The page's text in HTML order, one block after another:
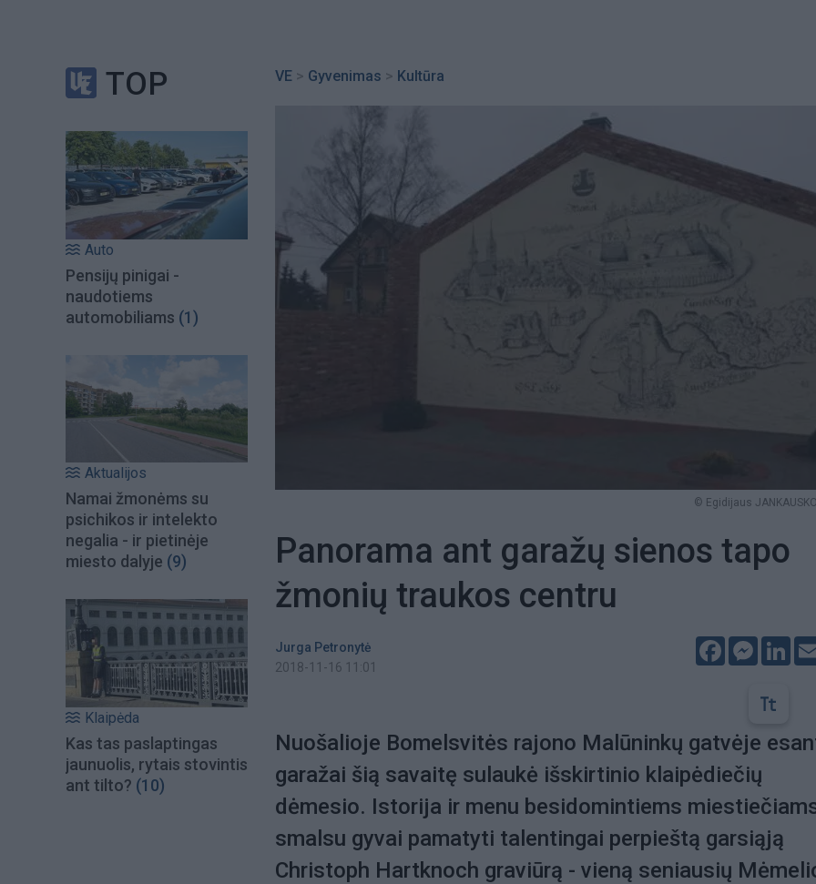
TOP
Auto
Pensijų pinigai -
naudotiems
automobiliams (1)
Aktualijos
Namai žmonėms su
psichikos ir intelekto
negalia - ir pietinėje
miesto dalyje (9)
Klaipėda
Kas tas paslaptingas
jaunuolis, rytais stovintis
ant tilto? (10)
VE > Gyvenimas > Kultūra
© Egidijaus
Panorama ant garažų sienos tapo
žmonių traukos centru
Jurga Petronytė
2018-11-16 11:01
Facebook
Nuošalioje Bomelsvitės rajono Malūninkų gatvėje
garažai šią savaitę sulaukė išskirtinio klaipėdiečių
dėmesio. Istorija ir menu besidomintiems
smalsu gyvai pamatyti talentingai perpieštą garsiąją
Christoph Hartknoch graviūrą - vieną seniausių